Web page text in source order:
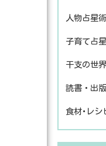
ピアノ再
人物占星術
歴史上の
話題の
子育て占
干支の世
きのえね
運命を
読書・出版
冬のソ
食材･レシ